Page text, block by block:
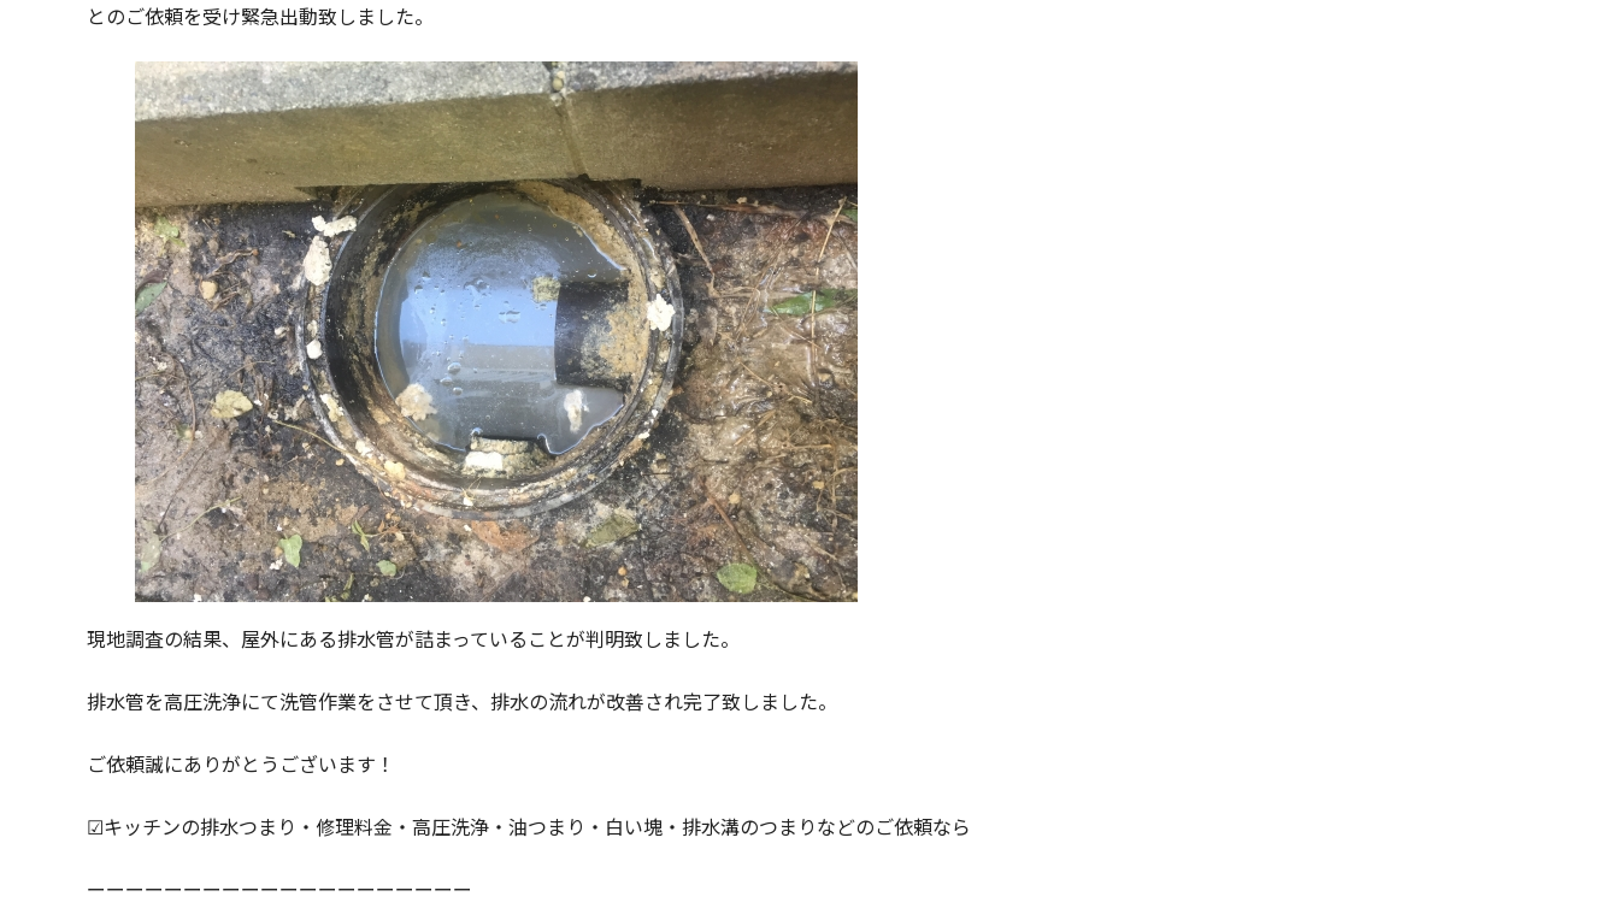
とのご依頼を受け緊急出動致しました。
現地調査の結果、屋外にある排水管が詰まっていることが判明致しました。
排水管を高圧洗浄にて洗管作業をさせて頂き、排水の流れが改善され完了致しました。
ご依頼誠にありがとうございます！
☑キッチンの排水つまり・修理料金・高圧洗浄・油つまり・白い塊・排水溝のつまりなどのご依頼なら
ーーーーーーーーーーーーーーーーーーーー